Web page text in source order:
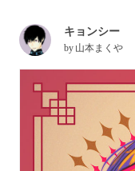
キョンシー
by 山本まくや